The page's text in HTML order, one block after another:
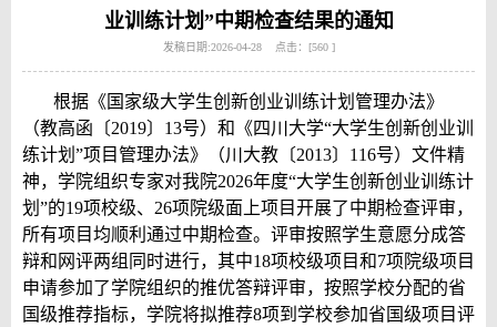
业训练计划”中期检查结果的通知
发稿日期:2026-04-28 点击：[560 ]
根据《国家级大学生创新创业训练计划管理办法》
（教高函〔2019〕13号）和《四川大学“大学生创新创业训
练计划”项目管理办法》（川大教〔2013〕116号）文件精
神，学院组织专家对我院2026年度“大学生创新创业训练计
划”的19项校级、26项院级面上项目开展了中期检查评审，
所有项目均顺利通过中期检查。评审按照学生意愿分成答
辩和网评两组同时进行，其中18项校级项目和7项院级项目
申请参加了学院组织的推优答辩评审，按照学校分配的省
国级推荐指标，学院将拟推荐8项到学校参加省国级项目评